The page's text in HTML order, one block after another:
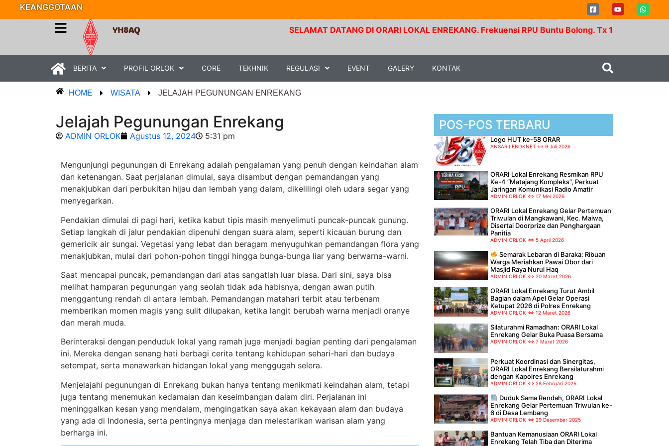
KEANGGOTAAN
YH8AQ SELAMAT DATANG DI ORARI LOKAL ENREKANG. Frekuensi RPU Buntu Bolong. Tx 145.350 Mhz - Rx
BERITA PROFIL ORLOK CORE TEKHNIK REGULASI EVENT GALERY KONTAK
HOME WISATA JELAJAH PEGUNUNGAN ENREKANG
Jelajah Pegunungan Enrekang
ADMIN ORLOK Agustus 12, 2024 5:31 pm
Mengunjungi pegunungan di Enrekang adalah pengalaman yang penuh dengan keindahan alam
dan ketenangan. Saat perjalanan dimulai, saya disambut dengan pemandangan yang
menakjubkan dari perbukitan hijau dan lembah yang dalam, dikelilingi oleh udara segar yang
menyegarkan.
Pendakian dimulai di pagi hari, ketika kabut tipis masih menyelimuti puncak-puncak gunung.
Setiap langkah di jalur pendakian dipenuhi dengan suara alam, seperti kicauan burung dan
gemericik air sungai. Vegetasi yang lebat dan beragam menyuguhkan pemandangan flora yang
menakjubkan, mulai dari pohon-pohon tinggi hingga bunga-bunga liar yang berwarna-warni.
Saat mencapai puncak, pemandangan dari atas sangatlah luar biasa. Dari sini, saya bisa
melihat hamparan pegunungan yang seolah tidak ada habisnya, dengan awan putih
menggantung rendah di antara lembah. Pemandangan matahari terbit atau terbenam
memberikan momen magis yang sulit dilupakan, ketika langit berubah warna menjadi oranye
dan merah muda.
Berinteraksi dengan penduduk lokal yang ramah juga menjadi bagian penting dari pengalaman
ini. Mereka dengan senang hati berbagi cerita tentang kehidupan sehari-hari dan budaya
setempat, serta menawarkan hidangan lokal yang menggugah selera.
Menjelajahi pegunungan di Enrekang bukan hanya tentang menikmati keindahan alam, tetapi
juga tentang menemukan kedamaian dan keseimbangan dalam diri. Perjalanan ini
meninggalkan kesan yang mendalam, mengingatkan saya akan kekayaan alam dan budaya
yang ada di Indonesia, serta pentingnya menjaga dan melestarikan warisan alam yang
berharga ini.
POS-POS TERBARU
Logo HUT ke-58 ORAR
ANSAR LEBOKNET 9 Juli 2026
ORARI Lokal Enrekang Resmikan RPU
Ke-4 “Matajang Kompleks”, Perkuat
Jaringan Komunikasi Radio Amatir
ADMIN ORLOK 17 Mei 2026
ORARI Lokal Enrekang Gelar Pertemuan
Triwulan di Mangkawani, Kec. Maiwa,
Disertai Doorprize dan Penghargaan
Panitia
ADMIN ORLOK 5 April 2026
Semarak Lebaran di Baraka: Ribuan
Warga Meriahkan Pawai Obor dari
Masjid Raya Nurul Haq
ADMIN ORLOK 20 Maret 2026
ORARI Lokal Enrekang Turut Ambil
Bagian dalam Apel Gelar Operasi
Ketupat 2026 di Polres Enrekang
ADMIN ORLOK 12 Maret 2026
Silaturahmi Ramadhan: ORARI Lokal
Enrekang Gelar Buka Puasa Bersama
ADMIN ORLOK 7 Maret 2026
Perkuat Koordinasi dan Sinergitas,
ORARI Lokal Enrekang Bersilaturahmi
dengan Kapolres Enrekang
ADMIN ORLOK 28 Februari 2026
Duduk Sama Rendah, ORARI Lokal
Enrekang Gelar Pertemuan Triwulan ke-
6 di Desa Lembang
ADMIN ORLOK 29 Desember 2025
Bantuan Kemanusiaan ORARI Lokal
Enrekang Telah Tiba dan Diterima